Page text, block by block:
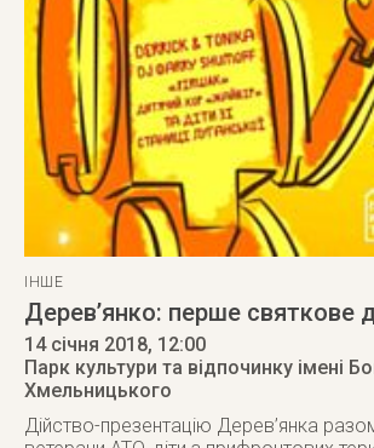
ІНШЕ
Дерев’янко: перше святкове
14 січня 2018, 12:00
Парк культури та відпочинку імені
Хмельницького
Дійство-презентацію Дерев’янка